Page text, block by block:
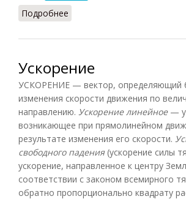
Подробнее
Ускорение
УСКОРЕНИЕ — вектор, определяющий
изменения скорости движения по
направлению. Ускорение линейное—
возникающее при прямолинейном
результате изменения его скорости.
свободного падения(ускорение силы
ускорение, направленное к центру
соответствии с законом всемирного
обратно пропорционально квадрату